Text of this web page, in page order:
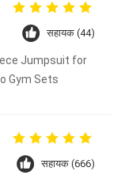
सहायक (44)
Jumpsuit for
Gym Sets
सहायक (666)